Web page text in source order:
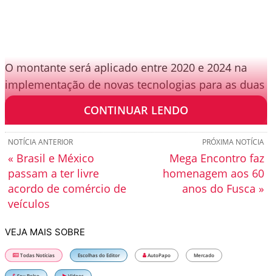
O montante será aplicado entre 2020 e 2024 na
implementação de novas tecnologias para as duas
plantas e para os veículos da marca.
CONTINUAR LENDO
PRÓXIMA NOTÍCIA
Mega Encontro faz
homenagem aos 60
anos do Fusca »
NOTÍCIA ANTERIOR
« Brasil e México
passam a ter livre
acordo de comércio de
veículos
VEJA MAIS SOBRE
Todas Notícias Escolhas do Editor AutoPapo Mercado